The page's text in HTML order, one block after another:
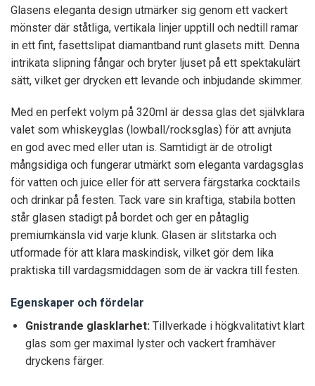
Glasens eleganta design utmärker sig genom ett vackert
mönster där ståtliga, vertikala linjer upptill och nedtill ramar
in ett fint, fasettslipat diamantband runt glasets mitt. Denna
intrikata slipning fångar och bryter ljuset på ett spektakulärt
sätt, vilket ger drycken ett levande och inbjudande skimmer.
Med en perfekt volym på 320ml är dessa glas det självklara
valet som whiskeyglas (lowball/rocksglas) för att avnjuta
en god avec med eller utan is. Samtidigt är de otroligt
mångsidiga och fungerar utmärkt som eleganta vardagsglas
för vatten och juice eller för att servera färgstarka cocktails
och drinkar på festen. Tack vare sin kraftiga, stabila botten
står glasen stadigt på bordet och ger en påtaglig
premiumkänsla vid varje klunk. Glasen är slitstarka och
utformade för att klara maskindisk, vilket gör dem lika
praktiska till vardagsmiddagen som de är vackra till festen.
Egenskaper och fördelar
Gnistrande glasklarhet:Tillverkade i högkvalitativt klart
glas som ger maximal lyster och vackert framhäver
dryckens färger.